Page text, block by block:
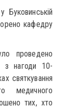
Буковинській
кафедру
проведено
з нагоди 10-
святкування
медичного
тих, хто